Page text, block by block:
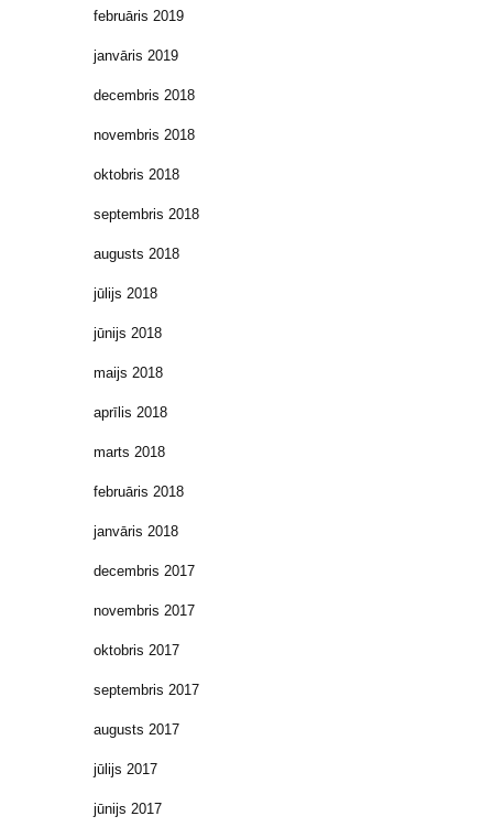
februāris 2019
janvāris 2019
decembris 2018
novembris 2018
oktobris 2018
septembris 2018
augusts 2018
jūlijs 2018
jūnijs 2018
maijs 2018
aprīlis 2018
marts 2018
februāris 2018
janvāris 2018
decembris 2017
novembris 2017
oktobris 2017
septembris 2017
augusts 2017
jūlijs 2017
jūnijs 2017